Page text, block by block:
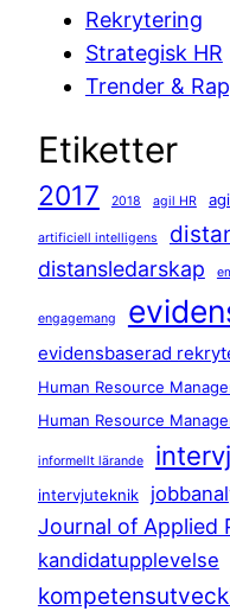
Rekrytering
Strategisk HR
Trender &
Etiketter
2017 2018 agil HR
artificiell intelligens
distansledarskap
engagemang
evidensbaserad
Human Resource
Human Resource
informellt lärande
intervjuteknik
Journal of Applied
kandidatupplevelse